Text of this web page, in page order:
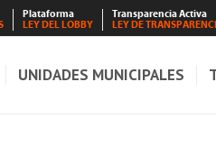
Plataforma
LEY DEL LOBBY
Transparencia Activa
LEY DE
UNIDADES MUNICIPALES